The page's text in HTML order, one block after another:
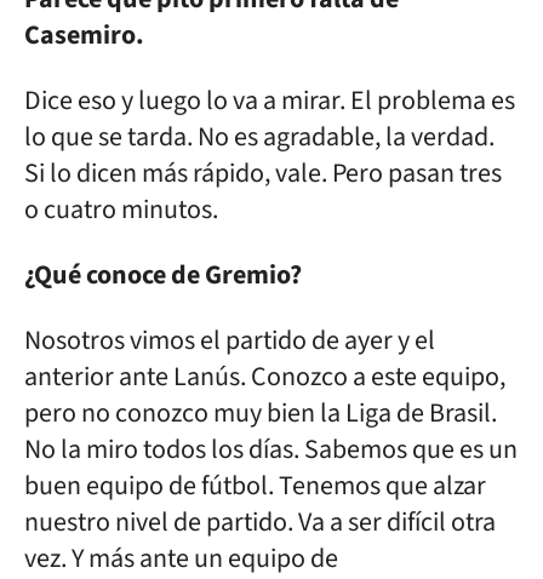
Casemiro.
Dice eso y luego lo va a mirar. El problema es
lo que se tarda. No es agradable, la verdad.
Si lo dicen más rápido, vale. Pero pasan tres
o cuatro minutos.
¿Qué conoce de Gremio?
Nosotros vimos el partido de ayer y el
anterior ante Lanús. Conozco a este equipo,
pero no conozco muy bien la Liga de Brasil.
No la miro todos los días. Sabemos que es un
buen equipo de fútbol. Tenemos que alzar
nuestro nivel de partido. Va a ser difícil otra
vez. Y más ante un equipo de